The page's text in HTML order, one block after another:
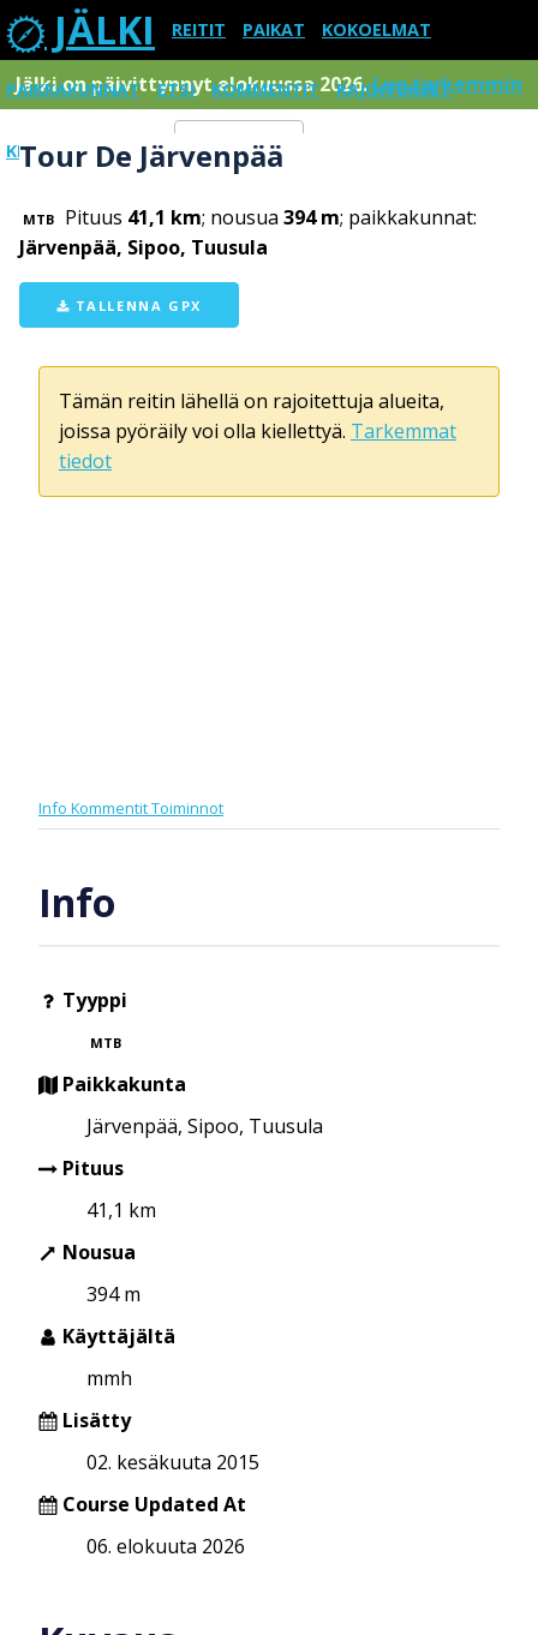
JÄLKI REITIT PAIKAT KOKOELMAT
PAIKKAKUNNAT ETSI KOMMENTIT RAJOITUKSET
KIRJAUDU SISÄÄN Menu
Jälki on päivittynnyt elokuussa 2026.Lue tarkemmin
Tour De Järvenpää
MTB Pituus 41,1 km; nousua 394 m; paikkakunnat:
Järvenpää, Sipoo, Tuusula
TALLENNA GPX
Tämän reitin lähellä on rajoitettuja alueita,
joissa pyöräily voi olla kiellettyä. Tarkemmat
tiedot
Info KommentitToiminnot
Info
Tyyppi
MTB
Paikkakunta
Järvenpää, Sipoo, Tuusula
Pituus
41,1 km
Nousua
394 m
Käyttäjältä
mmh
Lisätty
02. kesäkuuta 2015
Course Updated At
06. elokuuta 2026